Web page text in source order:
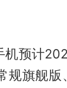
机预计
规旗舰版